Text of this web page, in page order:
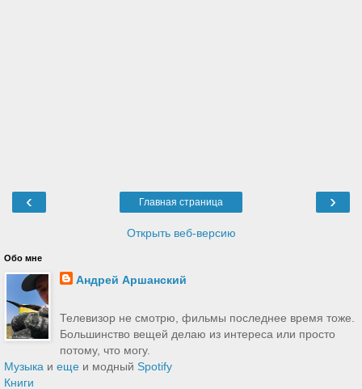
‹ ›
Главная страница
Открыть веб-версию
Обо мне
Андрей Аршанский
Телевизор не смотрю, фильмы последнее время тоже.
Большинство вещей делаю из интереса или просто
потому, что могу.
Музыка и еще и модный Spotify
Книги